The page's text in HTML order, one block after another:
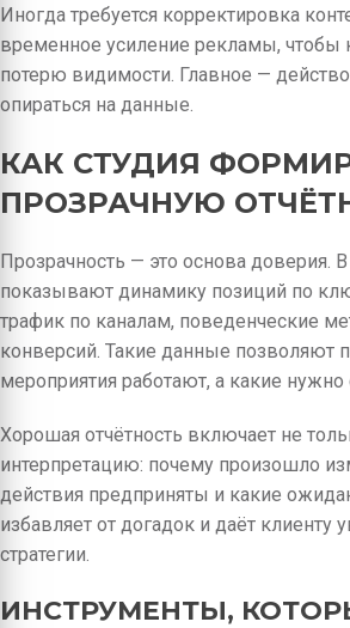
Иногда требуется корректировка
временное усиление рекламы, чтобы
потерю видимости. Главное —
опираться на данные.
КАК СТУДИЯ
ПРОЗРАЧНУЮ
Прозрачность — это основа доверия.
показывают динамику позиций по
трафик по каналам, поведенческие
конверсий. Такие данные позволяют
мероприятия работают, а какие нужно
Хорошая отчётность включает не
интерпретацию: почему произошло
действия предприняты и какие
избавляет от догадок и даёт клиенту
стратегии.
ИНСТРУМЕНТЫ,